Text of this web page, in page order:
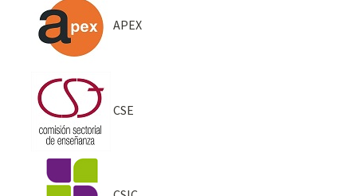
APEX
CSE